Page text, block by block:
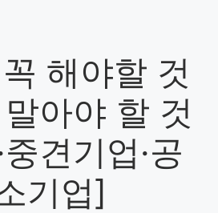
해야할 것
아야 할 것
견기업·공
기업]